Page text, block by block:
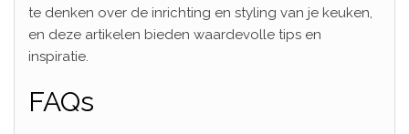
te denken over de inrichting en styling van je keuken,
en deze artikelen bieden waardevolle tips en
inspiratie.
FAQs